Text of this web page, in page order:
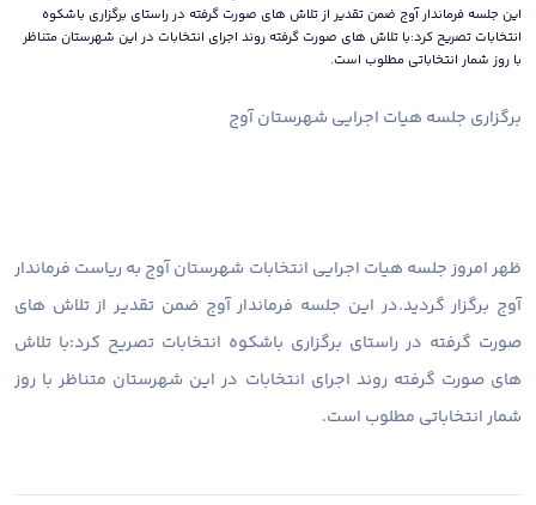
این جلسه فرماندار آوج ضمن تقدیر از تلاش های صورت گرفته در راستای برگزاری باشکوه
انتخابات تصریح کرد:با تلاش های صورت گرفته روند اجرای انتخابات در این شهرستان متناظر
با روز شمار انتخاباتی مطلوب است.
برگزاری جلسه هیات اجرایی شهرستان آوج
ظهر امروز جلسه هیات اجرایی انتخابات شهرستان آوج به ریاست فرماندار
آوج برگزار گردید.در این جلسه فرماندار آوج ضمن تقدیر از تلاش های
صورت گرفته در راستای برگزاری باشکوه انتخابات تصریح کرد:با تلاش
های صورت گرفته روند اجرای انتخابات در این شهرستان متناظر با روز
شمار انتخاباتی مطلوب است.